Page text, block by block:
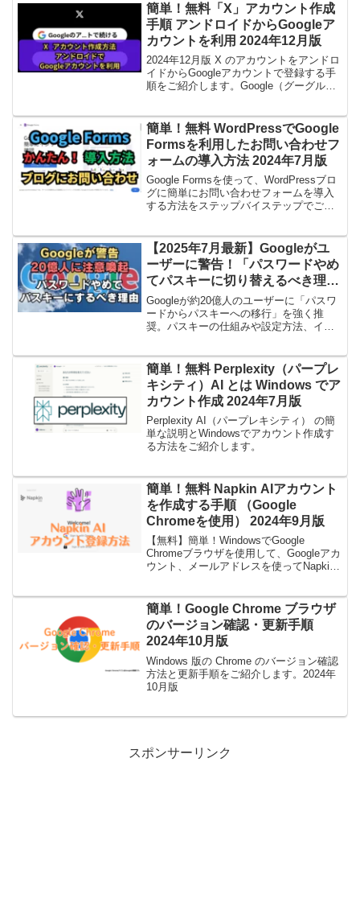
簡単！無料「X」アカウント作成
手順 アンドロイドからGoogleア
カウントを利用 2024年12月版
2024年12月版 X のアカウントをアンドロ
イドからGoogleアカウントで登録する手
順をご紹介します。Google（グーグル）
簡単！無料 WordPressでGoogle
Formsを利用したお問い合わせフ
ォームの導入方法 2024年7月版
Google Formsを使って、WordPressブロ
グに簡単にお問い合わせフォームを導入
する方法をステップバイステップでご紹
【2025年7月最新】Googleがユ
ーザーに警告！「パスワードやめ
てパスキーに切り替えるべき理
由」とは？
Googleが約20億人のユーザーに「パスワ
ードからパスキーへの移行」を強く推
奨。パスキーの仕組みや設定方法、イン
わかりやすく解説します。【2025年7月最
新】
簡単！無料 Perplexity（パープレ
キシティ）AI とは Windows でア
カウント作成 2024年7月版
Perplexity AI（パープレキシティ） の簡
単な説明とWindowsでアカウント作成す
る方法をご紹介します。
簡単！無料 Napkin AIアカウント
を作成する手順 （Google
Chromeを使用） 2024年9月版
【無料】簡単！WindowsでGoogle
Chromeブラウザを使用して、Googleアカ
ウント、メールアドレスを使ってNapkin
簡単！Google Chrome ブラウザ
のバージョン確認・更新手順
2024年10月版
Windows 版の Chrome のバージョン確認
方法と更新手順をご紹介します。2024年
10月版
スポンサーリンク